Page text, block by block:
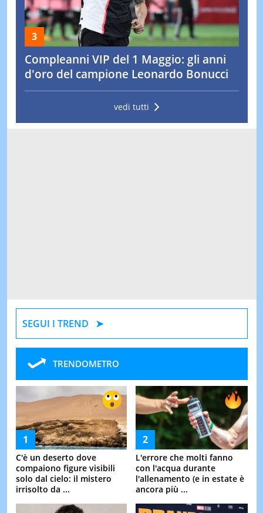
Compleanni VIP del 1 Maggio: gli anni
d'oro del campione Leonardo Bonucci
vedi tutti
SEGUI I TREND
TRENDOMETRO
C'è un deserto dove
compaiono figure visibili
solo dal cielo: il mistero
irrisolto da ...
L'errore che molti fanno
con l'acqua durante
l'allenamento (e in estate è
ancora più ...